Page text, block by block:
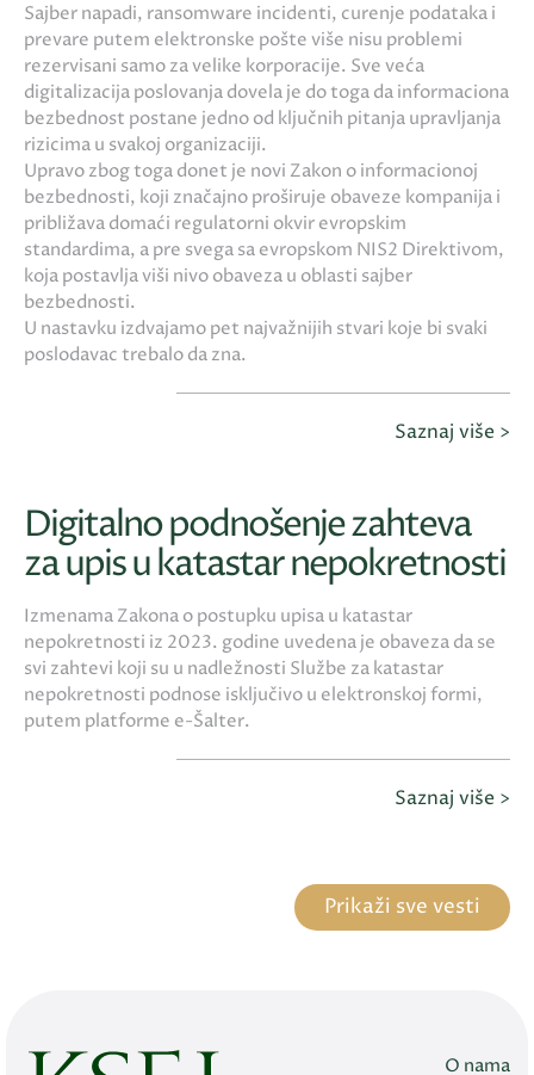
Sajber napadi, ransomware incidenti, curenje podataka i
prevare putem elektronske pošte više nisu problemi
rezervisani samo za velike korporacije. Sve veća
digitalizacija poslovanja dovela je do toga da informaciona
bezbednost postane jedno od ključnih pitanja upravljanja
rizicima u svakoj organizaciji.
Upravo zbog toga donet je novi Zakon o informacionoj
bezbednosti, koji značajno proširuje obaveze kompanija i
približava domaći regulatorni okvir evropskim
standardima, a pre svega sa evropskom NIS2 Direktivom,
koja postavlja viši nivo obaveza u oblasti sajber
bezbednosti.
U nastavku izdvajamo pet najvažnijih stvari koje bi svaki
poslodavac trebalo da zna.
Saznaj više >
Digitalno podnošenje zahteva
za upis u katastar nepokretnosti
Izmenama Zakona o postupku upisa u katastar
nepokretnosti iz 2023. godine uvedena je obaveza da se
svi zahtevi koji su u nadležnosti Službe za katastar
nepokretnosti podnose isključivo u elektronskoj formi,
putem platforme e-Šalter.
Saznaj više >
Prikaži sve vesti
O nama